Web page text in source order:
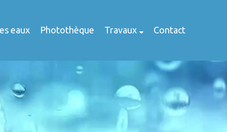
eaux Photothèque Travaux Contact